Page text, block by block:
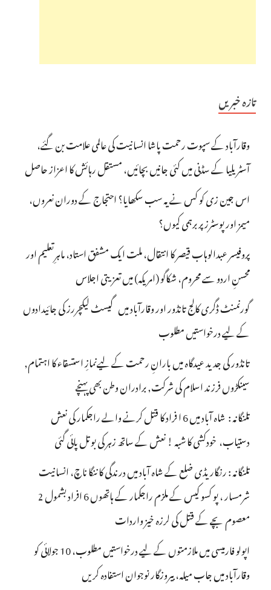
تازہ خبریں
وقارآباد کے سپوت رحمت پاشا انسانیت کی عالمی علامت بن گئے،
آسٹریلیا کے سڈنی میں کئی جانیں بچائیں، مستقل رہائش کا اعزاز حاصل
اس جین زی کو کس نے یہ سب سکھایا؟ احتجاج کے دوران نعروں،
میمز اور پوسٹرز پر برہمی کیوں؟
پروفیسر عبدالوہاب قیصر کا انتقال، ملت ایک مشفق استاد، ماہرِتعلیم اور
محسنِ اردو سے محروم، شکاگو (امریکہ) میں تعزیتی اجلاس
گورنمنٹ ڈگری کالج تانڈور اور وقارآباد میں گیسٹ لیکچررز کی جائیدادوں
کے لیے درخواستیں مطلوب
تانڈور کی جدید عیدگاہ میں بارانِ رحمت کے لیےنمازِ استسقاء کا اہتمام,
سینکڑوں فرزند اسلام کی شرکت, برادران وطن بھی پہنچے
تلنگانہ : شاہ آباد میں 6 ا فراد کا قتل کرنے والے راجکمار کی نعش
دستیاب، خودکشی کا شبہ ! نعش کے ساتھ زہر کی بوتل پائی گئی
تلنگانہ : رنگاریڈی ضلع کے شاہ آباد میں درندگی کا ننگا ناچ، انسانیت
شرمسار ، پو کسو کیس کے ملزم راجکمار کے ہاتھوں 6 افراد بشمول 2
معصوم بچے کے قتل کی لرزہ خیز واردات
اپولو فارمیسی میں ملازمتوں کے لیے درخواستیں مطلوب، 10 جولائی کو
وقارآباد میں جاب میلہ، بیروزگار نوجوان استفادہ کریں